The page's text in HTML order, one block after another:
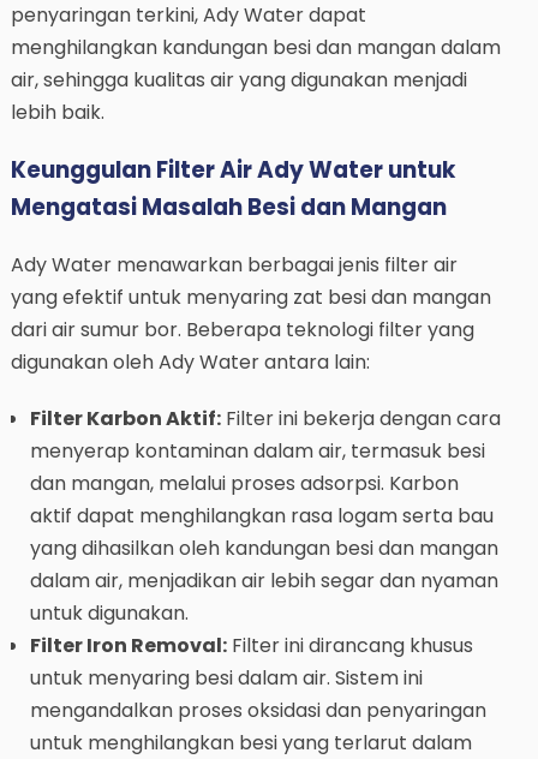
penyaringan terkini, Ady Water dapat
menghilangkan kandungan besi dan mangan dalam
air, sehingga kualitas air yang digunakan menjadi
lebih baik.
Keunggulan Filter Air Ady Water untuk
Mengatasi Masalah Besi dan Mangan
Ady Water menawarkan berbagai jenis filter air
yang efektif untuk menyaring zat besi dan mangan
dari air sumur bor. Beberapa teknologi filter yang
digunakan oleh Ady Water antara lain:
Filter Karbon Aktif:Filter ini bekerja dengan cara
menyerap kontaminan dalam air, termasuk besi
dan mangan, melalui proses adsorpsi. Karbon
aktif dapat menghilangkan rasa logam serta bau
yang dihasilkan oleh kandungan besi dan mangan
dalam air, menjadikan air lebih segar dan nyaman
untuk digunakan.
Filter Iron Removal:Filter ini dirancang khusus
untuk menyaring besi dalam air. Sistem ini
mengandalkan proses oksidasi dan penyaringan
untuk menghilangkan besi yang terlarut dalam